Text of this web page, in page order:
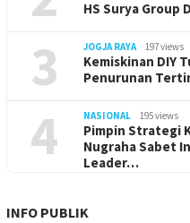
HS Surya Group
3 JOGJA RAYA 197 views
Kemiskinan DIY
Penurunan
4 NASIONAL 195 views
Pimpin Strategi
Nugraha Sabet
Leader…
INFO PUBLIK